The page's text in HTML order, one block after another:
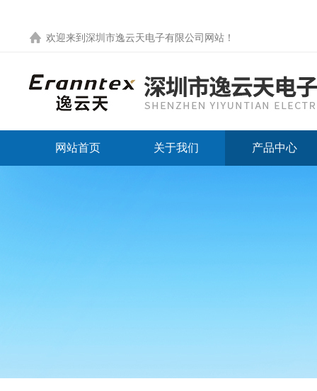
欢迎来到 深圳市逸云天电子有限公司网站 ！
网站首页 关于我们 产品中心